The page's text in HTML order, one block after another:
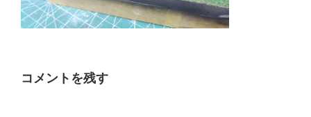
コメントを残す